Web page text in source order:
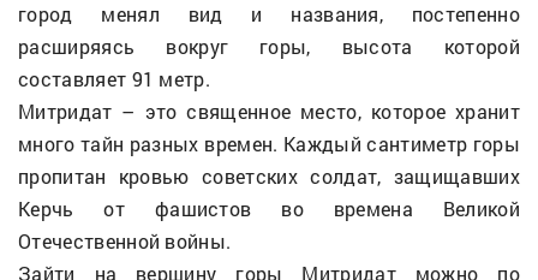
город менял вид и названия, постепенно
расширяясь вокруг горы, высота которой
составляет 91 метр.
Митридат – это священное место, которое хранит
много тайн разных времен. Каждый сантиметр горы
пропитан кровью советских солдат, защищавших
Керчь от фашистов во времена Великой
Отечественной войны.
Зайти на вершину горы Митридат можно по